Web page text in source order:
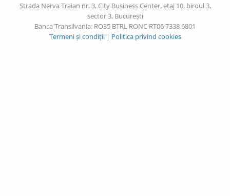
Strada Nerva Traian nr. 3, City Business Center, etaj 10, biroul 3,
sector 3, București
Banca Transilvania: RO35 BTRL RONC RT06 7338 6801
Termeni și condiții| Politica privind cookies